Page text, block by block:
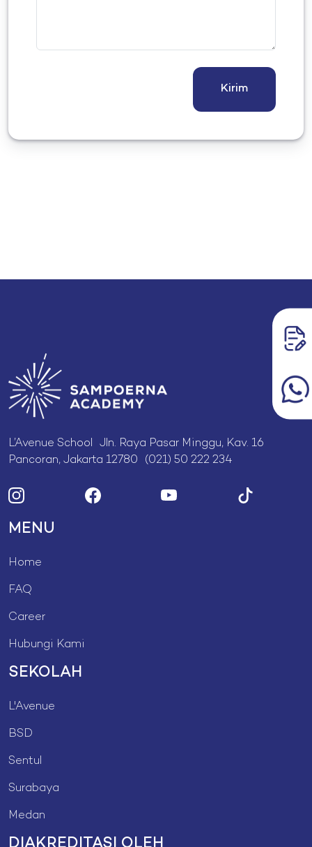
Kirim
L’Avenue School Jln. Raya Pasar Minggu, Kav. 16
Pancoran, Jakarta 12780 (021) 50 222 234
MENU
Home
FAQ
Career
Hubungi Kami
SEKOLAH
L'Avenue
BSD
Sentul
Surabaya
Medan